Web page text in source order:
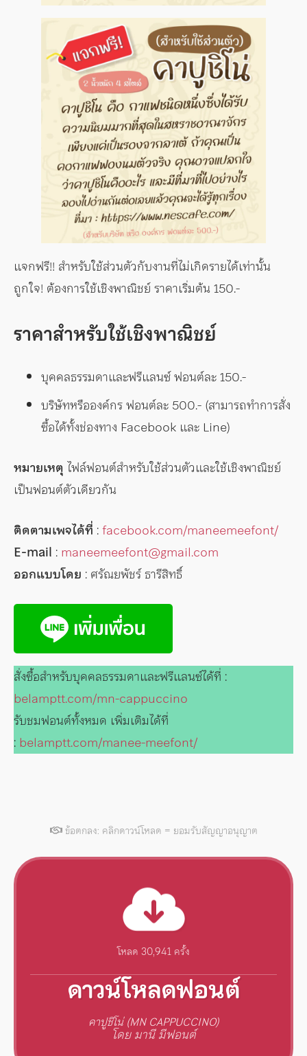
แจกฟรี!! สำหรับใช้ส่วนตัวกับงานที่ไม่เกิดรายได้เท่านั้น
ถูกใจ! ต้องการใช้เชิงพาณิชย์ ราคาเริ่มต้น 150.-
ราคาสำหรับใช้เชิงพาณิชย์
บุคคลธรรมดาและฟรีแลนซ์ ฟอนต์ละ 150.-
บริษัทหรือองค์กร ฟอนต์ละ 500.- (สามารถทำการสั่ง
ซื้อได้ทั้งช่องทาง Facebook และ Line)
หมายเหตุ ไฟล์ฟอนต์สำหรับใช้ส่วนตัวและใช้เชิงพาณิชย์
เป็นฟอนต์ตัวเดียวกัน
ติดตามเพจได้ที่ :facebook.com/maneemeefont/
E-mail : maneemeefont@gmail.com
ออกแบบโดย : ศรัณยพัชร์ ธารีสิทธิ์
สั่งซื้อสำหรับบุคคลธรรมดาและฟรีแลนซ์ได้ที่ :
belamptt.com/mn-cappuccino
รับชมฟอนต์ทั้งหมด เพิ่มเติมได้ที่
: belamptt.com/manee-meefont/
ข้อตกลง: คลิกดาวน์โหลด = ยอมรับสัญญาอนุญาต
โหลด 30,941 ครั้ง
ดาวน์โหลดฟอนต์
คาปูชิโน่ (MN CAPPUCCINO)
โดย มานี มีฟอนต์